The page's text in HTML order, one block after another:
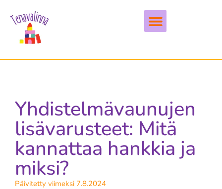
Yhdistelmävaunujen
lisävarusteet: Mitä
kannattaa hankkia ja
miksi?
Päivitetty viimeksi 7.8.2024